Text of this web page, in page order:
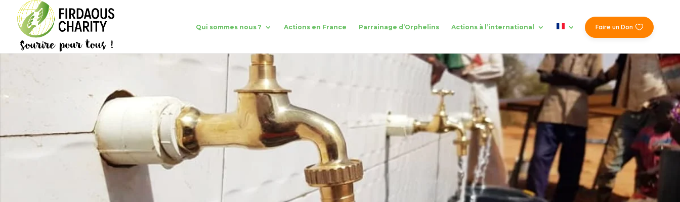
Qui sommes nous ? Actions en France Parrainage d’Orphelins Actions à l’international Faire un Don